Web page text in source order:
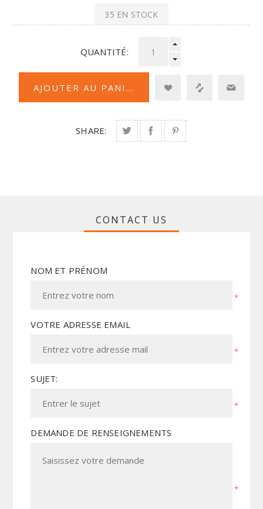
35 EN STOCK
QUANTITÉ:
SHARE:
CONTACT US
NOM ET PRÉNOM
*
VOTRE ADRESSE EMAIL
*
SUJET:
*
DEMANDE DE RENSEIGNEMENTS
*